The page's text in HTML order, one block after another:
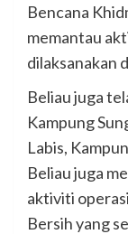
Bencana
memantau
dilaksanakan
Beliau juga
Kampung
Labis,
Beliau juga
aktiviti
Bersih yang